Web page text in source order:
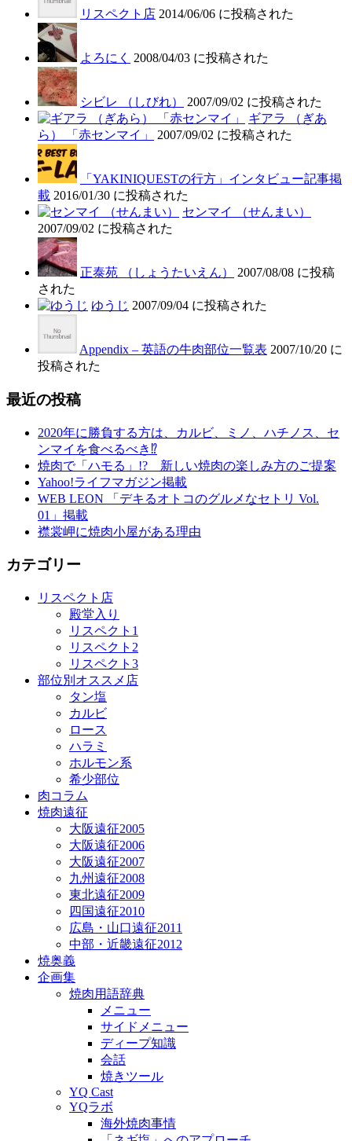
リスペクト店 2014/06/06 に投稿された
よろにく 2008/04/03 に投稿された
シビレ （しびれ）
2007/09/02 に投稿された
ギアラ （ぎあ
ら） 「赤センマイ」
2007/09/02 に投稿された
「YAKINIQUESTの行方」インタビュー記事掲
載 2016/01/30 に投稿された
センマイ （せんまい）
2007/09/02 に投稿された
正泰苑 （しょうたいえん）
2007/08/08 に投稿
された
ゆうじ 2007/09/04 に投稿された
Appendix – 英語の牛肉部位一覧表 2007/10/20 に
投稿された
最近の投稿
2020年に勝負する方は、カルビ、ミノ、ハチノス、セ
ンマイを食べるべき⁉︎
焼肉で「ハモる」!? 新しい焼肉の楽しみ方のご提案
Yahoo!ライフマガジン掲載
WEB LEON 「デキるオトコのグルメなセトリ Vol.
01」掲載
襟裳岬に焼肉小屋がある理由
カテゴリー
リスペクト店
殿堂入り
リスペクト1
リスペクト2
リスペクト3
部位別オススメ店
タン塩
カルビ
ロース
ハラミ
ホルモン系
希少部位
肉コラム
焼肉遠征
大阪遠征2005
大阪遠征2006
大阪遠征2007
九州遠征2008
東北遠征2009
四国遠征2010
広島・山口遠征2011
中部・近畿遠征2012
焼奥義
企画集
焼肉用語辞典
メニュー
サイドメニュー
ディープ知識
会話
焼きツール
YQ Cast
YQラボ
海外焼肉事情